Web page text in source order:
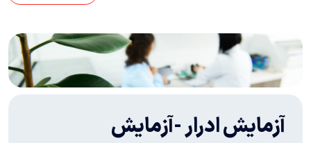
آزمایش ادرار -آزمایش